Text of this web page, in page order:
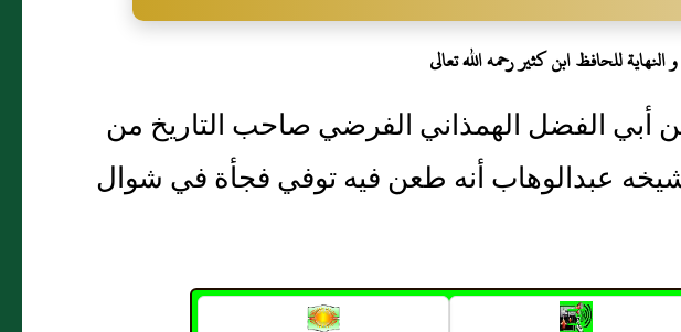
النهاية للحافظ ابن كثير رحمه الله تعالى
أبي الفضل الهمذاني الفرضي صاحب التاريخ من
عبدالوهاب أنه طعن فيه توفي فجأة في شوال